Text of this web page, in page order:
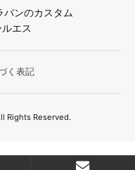
ンのカスタム
エス
く表記
Rights Reserved.